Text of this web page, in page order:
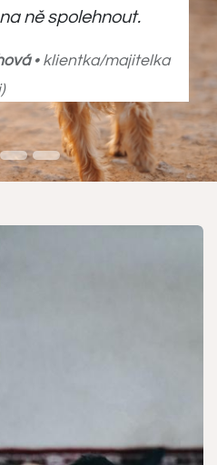
ně spolehnout.
• klientka/majitelka